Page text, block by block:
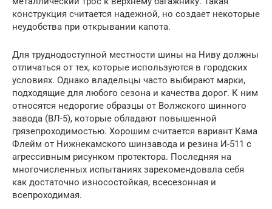
конструкция считается надежной, но создает некоторые
неудобства при открывании капота.
Для труднодоступной местности шины на Ниву должны
отличаться от тех, которые используются в городских
условиях. Однако владельцы часто выбирают марки,
подходящие для любого сезона и качества дорог. К ним
относятся недорогие образцы от Волжского шинного
завода (ВЛ-5), которые обладают повышенной
грязепроходимостью. Хорошим считается вариант Кама
Флейм от Нижнекамского шинзавода и резина И-511 с
агрессивным рисунком протектора. Последняя на
многочисленных испытаниях зарекомендовала себя
как достаточно износостойкая, всесезонная и
всепроходимая.